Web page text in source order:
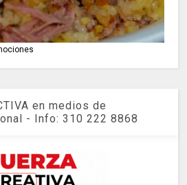
en medios de
- Info: 310 222 8868